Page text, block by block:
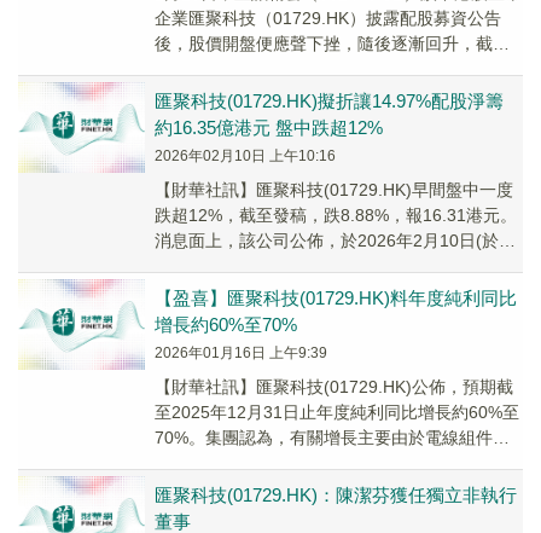
企業匯聚科技（01729.HK）披露配股募資公告
後，股價開盤便應聲下挫，隨後逐漸回升，截至
匯聚科技(01729.HK)擬折讓14.97%配股淨籌
約16.35億港元 盤中跌超12%
2026年02月10日 上午10:16
​【財華社訊】匯聚科技(01729.HK)早間盤中一度
跌超12%，截至發稿，跌8.88%，報16.31港元。
消息面上，該公司公佈，於2026年2月10日(於交
【盈喜】匯聚科技(01729.HK)料年度純利同比
增長約60%至70%
2026年01月16日 上午9:39
【財華社訊】匯聚科技(01729.HK)公佈，預期截
至2025年12月31日止年度純利同比增長約60%至
70%。集團認為，有關增長主要由於電線組件分
匯聚科技(01729.HK)：陳潔芬獲任獨立非執行
董事